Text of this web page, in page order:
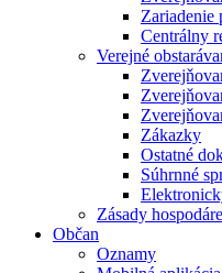
Zariadenie
Centrálny
Verejné
Zákazky
Ostatné
Súhrnné
Zásady
Občan
Oznamy